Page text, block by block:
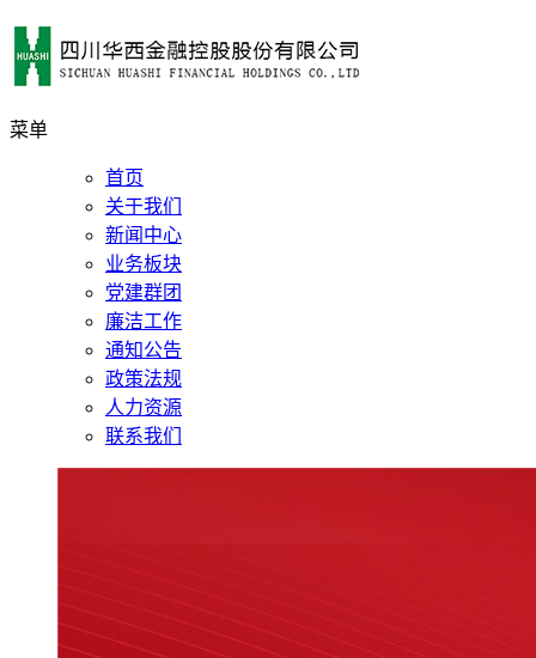
菜单
首页
关于我们
新闻中心
业务板块
党建群团
廉洁工作
通知公告
政策法规
人力资源
联系我们